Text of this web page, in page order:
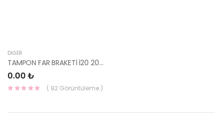
DIĞER
TAMPON FAR BRAKETİ İ20 2023- 86598-Q0GA0CA HMC
0.00 ₺
( 92 Görüntüleme )